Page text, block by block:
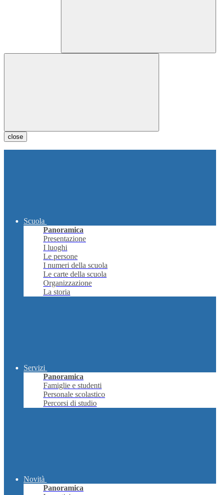
close
Scuola
Panoramica
Presentazione
I luoghi
Le persone
I numeri della scuola
Le carte della scuola
Organizzazione
La storia
Servizi
Panoramica
Famiglie e studenti
Personale scolastico
Percorsi di studio
Novità
Panoramica